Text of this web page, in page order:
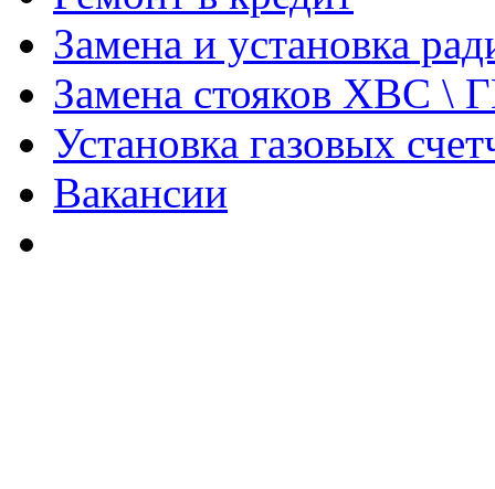
Замена и установка
Замена стояков ХВС \
Установка газовых
Вакансии